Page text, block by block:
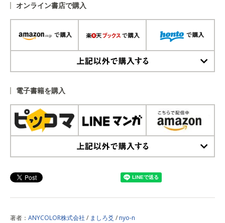
オンライン書店で購入
電子書籍を購入
著者： ANYCOLOR株式会社/ ましろ爻 / nyo-n